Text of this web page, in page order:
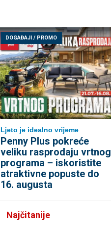
DOGAĐAJI / PROMO
Ljeto je idealno vrijeme
Penny Plus pokreće
veliku rasprodaju vrtnog
programa – iskoristite
atraktivne popuste do
16. augusta
Najčitanije